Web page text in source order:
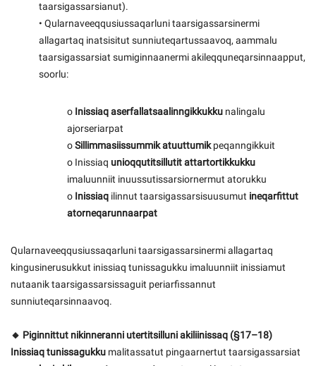
taarsigassarsianut).
• Qularnaveeqqusiussaqarluni taarsigassarsinermi
allagartaq inatsisitut sunniuteqartussaavoq, aammalu
taarsigassarsiat sumiginnaanermi akileqquneqarsinnaapput,
soorlu:
o Inissiaq aserfallatsaalinngikkukku nalingalu
ajorseriarpat
oSillimmasiissummik atuuttumikpeqanngikkuit
o Inissiaq unioqqutitsillutit attartortikkukku
imaluunniit inuussutissarsiornermut atorukku
o Inissiaq ilinnut taarsigassarsisuusumut ineqarfittut
atorneqarunnaarpat
Qularnaveeqqusiussaqarluni taarsigassarsinermi allagartaq
kingusinerusukkut inissiaq tunissagukku imaluunniit inissiamut
nutaanik taarsigassarsissaguit periarfissannut
sunniuteqarsinnaavoq.
🔸 Piginnittut nikinneranni utertitsilluni akiliinissaq (§17–18)
Inissiaq tunissagukku malitassatut pingaarnertut taarsigassarsiat